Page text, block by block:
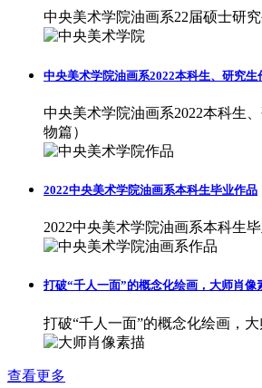
中央美术学院油画系22届硕士研
中央美术学院油画系2022本科生、研究生
中央美术学院油画系2022本科生
物篇）
2022中央美术学院油画系本科生毕业作品
2022中央美术学院油画系本科生
打破“千人一面”的概念化绘画，大师肖像
打破“千人一面”的概念化绘画，
查看更多